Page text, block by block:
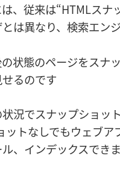
、従来は“HTMLスナ
は異なり、検索エン
状態のページをスナ
るのです
況でスナップショッ
トなしでもウェブ
、インデックスできま